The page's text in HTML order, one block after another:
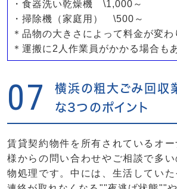
・食器洗い乾燥機 \1,000～
・掃除機（家庭用） \500～
＊品物の大きさによって料金が変わ
＊運搬に2人作業員がかかる場合も
07
横浜の粗大ごみ回収
な3つのポイント
賃貸契約物件を所有されているオ
様からの問い合わせやご相談で多
物処理です。中には、生活してい